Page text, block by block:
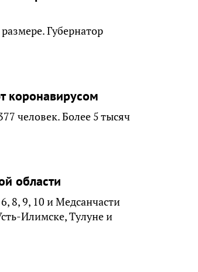
Губернатор
коронавирусом
человек. Более 5 тысяч
области
8, 9, 10 и Медсанчасти
Илимске, Тулуне и